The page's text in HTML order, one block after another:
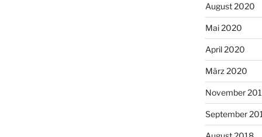
August 2020
Mai 2020
April 2020
März 2020
November
September